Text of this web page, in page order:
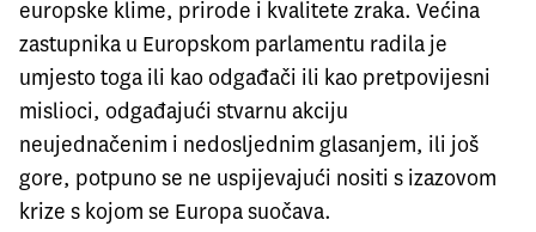
europske klime, prirode i kvalitete zraka. Većina
zastupnika u Europskom parlamentu radila je
umjesto toga ili kao odgađači ili kao pretpovijesni
mislioci, odgađajući stvarnu akciju
neujednačenim i nedosljednim glasanjem, ili još
gore, potpuno se ne uspijevajući nositi s izazovom
krize s kojom se Europa suočava.